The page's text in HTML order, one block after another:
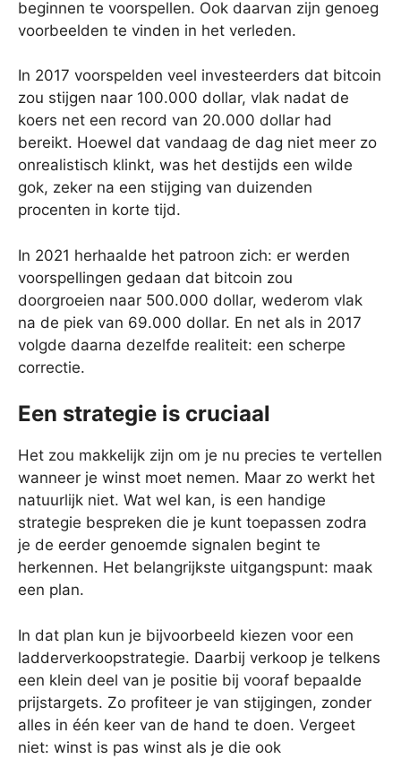
beginnen te voorspellen. Ook daarvan zijn genoeg
voorbeelden te vinden in het verleden.
In 2017 voorspelden veel investeerders dat bitcoin
zou stijgen naar 100.000 dollar, vlak nadat de
koers net een record van 20.000 dollar had
bereikt. Hoewel dat vandaag de dag niet meer zo
onrealistisch klinkt, was het destijds een wilde
gok, zeker na een stijging van duizenden
procenten in korte tijd.
In 2021 herhaalde het patroon zich: er werden
voorspellingen gedaan dat bitcoin zou
doorgroeien naar 500.000 dollar, wederom vlak
na de piek van 69.000 dollar. En net als in 2017
volgde daarna dezelfde realiteit: een scherpe
correctie.
Een strategie is cruciaal
Het zou makkelijk zijn om je nu precies te vertellen
wanneer je winst moet nemen. Maar zo werkt het
natuurlijk niet. Wat wel kan, is een handige
strategie bespreken die je kunt toepassen zodra
je de eerder genoemde signalen begint te
herkennen. Het belangrijkste uitgangspunt: maak
een plan.
In dat plan kun je bijvoorbeeld kiezen voor een
ladderverkoopstrategie. Daarbij verkoop je telkens
een klein deel van je positie bij vooraf bepaalde
prijstargets. Zo profiteer je van stijgingen, zonder
alles in één keer van de hand te doen. Vergeet
niet: winst is pas winst als je die ook